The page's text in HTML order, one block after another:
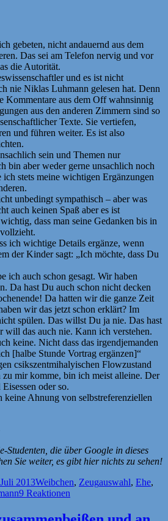
gebeten, nicht andauernd aus dem
Das sei am Telefon nervig und vor
die Autorität.
und es ist nicht
nie Niklas Luhmann gelesen hat. Denn
Kommentare aus dem Off wahnsinnig
aus den anderen Zimmern sind so
Texte. Sie vertiefen,
und führen weiter. Es ist also
sein und Themen nur
bin aber weder gerne unsachlich noch
stets meine wichtigen Ergänzungen
unbedingt sympathisch – aber was
auch keinen Spaß aber es ist
dass man seine Gedanken bis in
ich wichtige Details ergänze, wenn
der Kinder sagt: „Ich möchte, dass Du
ich auch schon gesagt. Wir haben
Da hast Du auch schon nicht decken
Da hatten wir die ganze Zeit
wir das jetzt schon erklärt? Im
spülen. Das willst Du ja nie. Das hast
will das auch nie. Kann ich verstehen.
keine. Nicht dass das irgendjemanden
[halbe Stunde Vortrag ergänzen]“
csikszentmihalyischen Flowzustand
mir komme, bin ich meist alleine. Der
oder so.
keine Ahnung von selbstreferenziellen
Studenten, die über Google in dieses
Sie weiter, es gibt hier nichts zu sehen!
2013Kategorien
Weibchen, ZeugSchlagwörter
auswahl, Ehe,
9 Reaktionen